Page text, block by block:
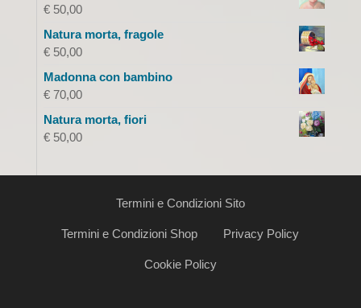
€50,00
Natura morta, fragole
€50,00
Madonna con bambino
€70,00
Natura morta, fiori
€50,00
Termini e Condizioni Sito
Termini e Condizioni Shop Privacy Policy
Cookie Policy